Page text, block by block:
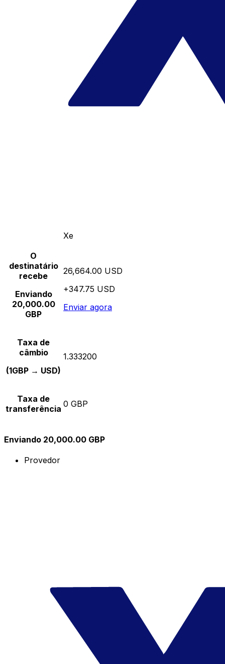
Xe
O
destinatário
recebe
Enviando
20,000.00
GBP
26,664.00 USD
+347.75 USD
Enviar agora
Taxa de
câmbio
(1GBP → USD)
1.333200
Taxa de
transferência 0 GBP
Enviando 20,000.00 GBP
Provedor